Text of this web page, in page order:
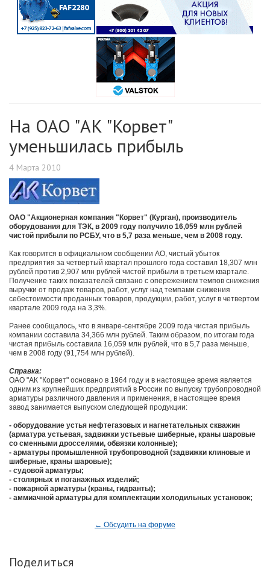
На ОАО "АК "Корвет"
уменьшилась прибыль
4 Марта 2010
ОАО "Акционерная компания "Корвет" (Курган), производитель
оборудования для ТЭК, в 2009 году получило 16,059 млн рублей
чистой прибыли по РСБУ, что в 5,7 раза меньше, чем в 2008 году.
Как говорится в официальном сообщении АО, чистый убыток
предприятия за четвертый квартал прошлого года составил 18,307 млн
рублей против 2,907 млн рублей чистой прибыли в третьем квартале.
Получение таких показателей связано с опережением темпов снижения
выручки от продаж товаров, работ, услуг над темпами снижения
себестоимости проданных товаров, продукции, работ, услуг в четвертом
квартале 2009 года на 3,3%.
Ранее сообщалось, что в январе-сентябре 2009 года чистая прибыль
компании составила 34,366 млн рублей. Таким образом, по итогам года
чистая прибыль составила 16,059 млн рублей, что в 5,7 раза меньше,
чем в 2008 году (91,754 млн рублей).
Справка:
ОАО "АК "Корвет" основано в 1964 году и в настоящее время является
одним из крупнейших предприятий в России по выпуску трубопроводной
арматуры различного давления и применения, в настоящее время
завод занимается выпуском следующей продукции:
- оборудование устья нефтегазовых и нагнетательных скважин
(арматура устьевая, задвижки устьевые шиберные, краны шаровые
со сменными дросселями, обвязки колонные);
- арматуры промышленной трубопроводной (задвижки клиновые и
шиберные, краны шаровые);
- судовой арматуры;
- столярных и поганажных изделий;
- пожарной арматуры (краны, гидранты);
- аммиачной арматуры для комплектации холодильных установок;
← Обсудить на форуме
Поделиться